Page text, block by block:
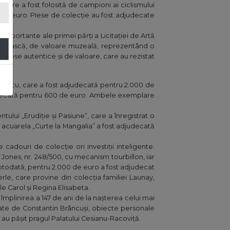
a fost folosită de campioni ai ciclismului
euro. PIese de colecție au fost adjudecate
importante ale primei părți a Licitației de Artă
de valoare muzeală, reprezentând o
autentice și de valoare, care au rezistat
care a fost adjudecată pentru 2.000 de
pentru 600 de euro. Ambele exemplare
„Erudiție și Pasiune”, care a înregistrat o
„Curte la Mangalia” a fost adjudecată
cadouri de colecție ori investiții inteligente.
nr. 248/500, cu mecanism tourbillon, iar
pentru 2.000 de euro a fost adjudecat
care provine din colecția familiei Launay,
Carol și Regina Elisabeta.
a 147 de ani de la nașterea celui mai
de Constantin Brâncuși, obiecte personale
pășit pragul Palatului Cesianu-Racoviță.